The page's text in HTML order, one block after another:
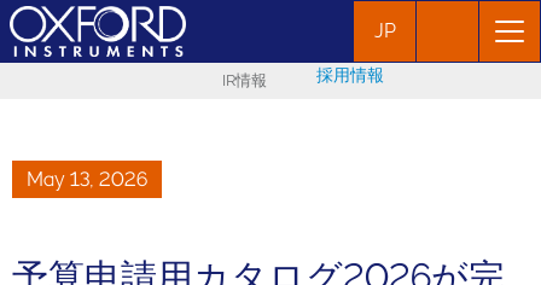
JP
IR情報 採用情報
May 13, 2026